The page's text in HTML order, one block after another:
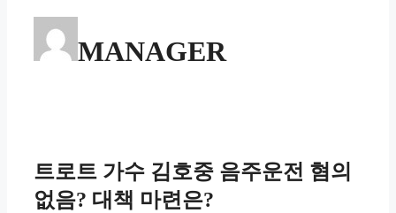
MANAGER
트로트 가수 김호중 음주운전 혐의
없음? 대책 마련은?